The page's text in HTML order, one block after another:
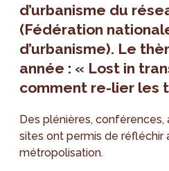
d’urbanisme du
(Fédération
d’urbanisme). Le
année : « Lost in
comment re-lier les
Des plénières,
sites ont permis de réfléchir
métropolisation.